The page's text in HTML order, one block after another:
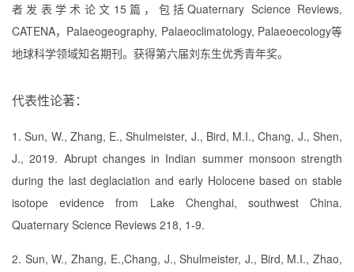
者发表学术论文15篇，包括Quaternary Science Reviews,
CATENA，Palaeogeography, Palaeoclimatology, Palaeoecology等
地球科学领域知名期刊。 获得第六届刘东生优秀青年奖。
代表性论著：
1. Sun, W., Zhang, E., Shulmeister, J., Bird, M.I., Chang, J., Shen,
J., 2019. Abrupt changes in Indian summer monsoon strength
during the last deglaciation and early Holocene based on stable
isotope evidence from Lake Chenghai, southwest China.
Quaternary Science Reviews 218, 1-9.
2. Sun, W., Zhang, E.,Chang, J., Shulmeister, J., Bird, M.I., Zhao,